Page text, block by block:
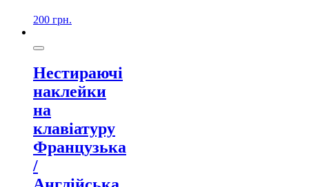
200 грн.
Нестираючі
наклейки
на
клавіатуру
Французька
/